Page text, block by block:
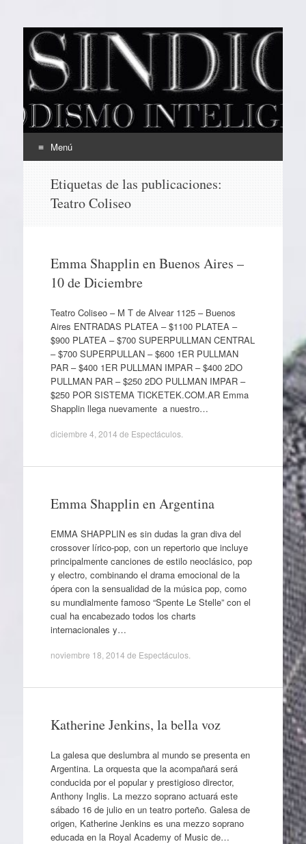
EL SINDICAL
Periodismo Inteligente
Menú
contenido
Etiquetas de las publicaciones:
Teatro Coliseo
Emma Shapplin en Buenos Aires –
10 de Diciembre
Teatro Coliseo – M T de Alvear 1125 – Buenos
Aires ENTRADAS PLATEA – $1100 PLATEA –
$900 PLATEA – $700 SUPERPULLMAN CENTRAL
– $700 SUPERPULLAN – $600 1ER PULLMAN
PAR – $400 1ER PULLMAN IMPAR – $400 2DO
PULLMAN PAR – $250 2DO PULLMAN IMPAR –
$250 POR SISTEMA TICKETEK.COM.AR Emma
Shapplin llega nuevamente a nuestro…
diciembre 4, 2014 de Espectáculos.
Emma Shapplin en Argentina
EMMA SHAPPLIN es sin dudas la gran diva del
crossover lírico-pop, con un repertorio que incluye
principalmente canciones de estilo neoclásico, pop
y electro, combinando el drama emocional de la
ópera con la sensualidad de la música pop, como
su mundialmente famoso “Spente Le Stelle” con el
cual ha encabezado todos los charts
internacionales y…
noviembre 18, 2014 de Espectáculos.
Katherine Jenkins, la bella voz
La galesa que deslumbra al mundo se presenta en
Argentina. La orquesta que la acompañará será
conducida por el popular y prestigioso director,
Anthony Inglis. La mezzo soprano actuará este
sábado 16 de julio en un teatro porteño. Galesa de
origen, Katherine Jenkins es una mezzo soprano
educada en la Royal Academy of Music de…